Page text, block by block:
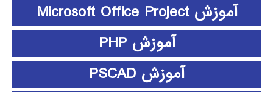
آموزش Microsoft Office Project
آموزش PHP
آموزش PSCAD